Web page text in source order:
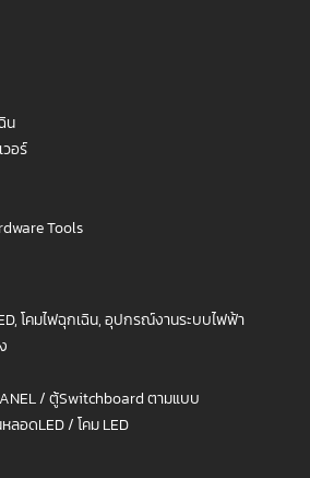
น
อร์
Tools
โคมไฟฉุกเฉิน, อุปกรณ์งานระบบไฟฟ้า
/ ตู้Switchboard ตามแบบ
ลอดLED / โคม LED